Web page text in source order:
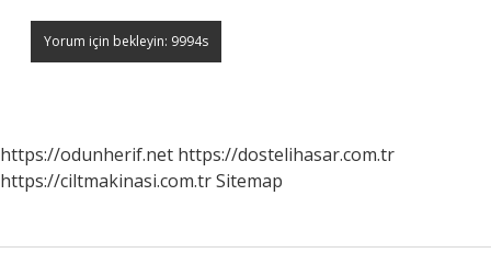
https://odunherif.net https://dostelihasar.com.tr
https://ciltmakinasi.com.trSitemap